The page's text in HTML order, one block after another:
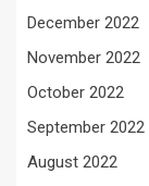
December 2022
November 2022
October 2022
September 2022
August 2022